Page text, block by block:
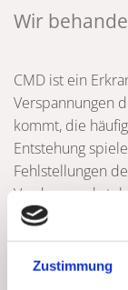
Zustimmung
Wir
CMD ist ein
Verspannungen
kommt, die
Entstehung
Fehlstellungen
Vordergrund
therapieren wir
Korrektur der
Beseitigung